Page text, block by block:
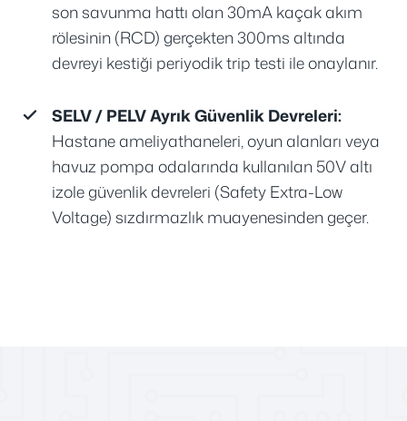
son savunma hattı olan 30mA kaçak akım
rölesinin (RCD) gerçekten 300ms altında
devreyi kestiği periyodik trip testi ile onaylanır.
SELV / PELV Ayrık Güvenlik Devreleri:
Hastane ameliyathaneleri, oyun alanları veya
havuz pompa odalarında kullanılan 50V altı
izole güvenlik devreleri (Safety Extra-Low
Voltage) sızdırmazlık muayenesinden geçer.